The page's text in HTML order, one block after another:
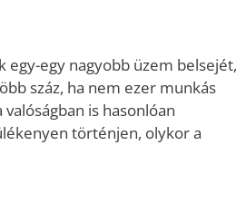
egy nagyobb üzem belsejét,
száz, ha nem ezer munkás
is hasonlóan
történjen, olykor a